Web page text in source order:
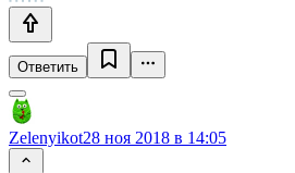
Ответить
Zelenyikot28 ноя 2018 в 14:05